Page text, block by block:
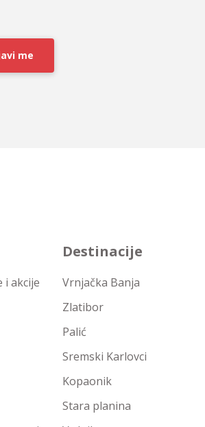
me
i akcije
Destinacije
Vrnjačka Banja
Zlatibor
Palić
Sremski Karlovci
Kopaonik
Stara planina